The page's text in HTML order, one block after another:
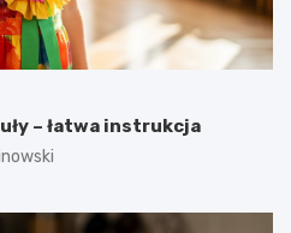
– łatwa instrukcja